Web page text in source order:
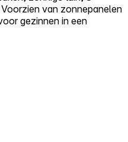
van zonnepanelen
gezinnen in een